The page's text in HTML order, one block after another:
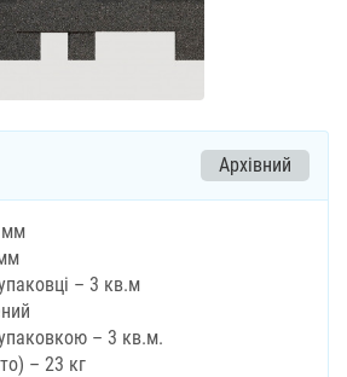
Архівний
мм
– 3 кв.м
– 3 кв.м.
– 23 кг